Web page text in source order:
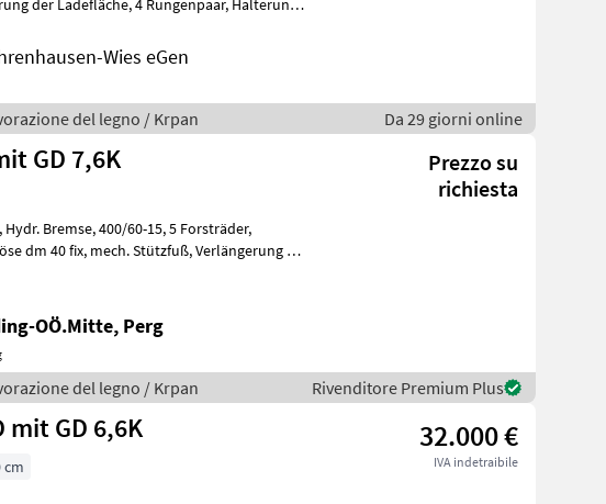
Wies eGen
del legno / Krpan Da 29 giorni online
GD 7,6K
Prezzo su
richiesta
OÖ.Mitte, Perg
del legno / Krpan Rivenditore Premium Plus
mit GD 6,6K 32.000 €
IVA indetraibile
cm